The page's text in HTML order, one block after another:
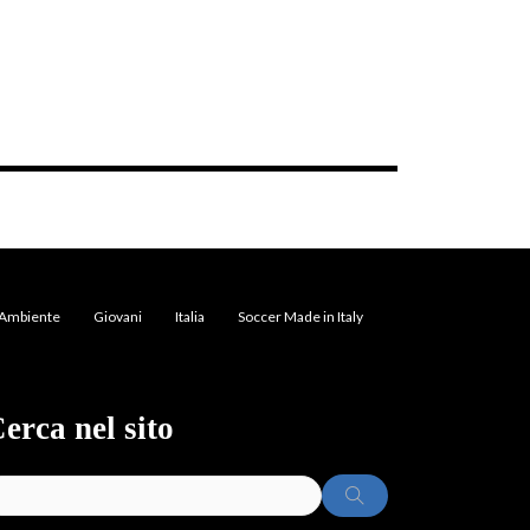
Giovani Italia Soccer Made in Italy
nel sito